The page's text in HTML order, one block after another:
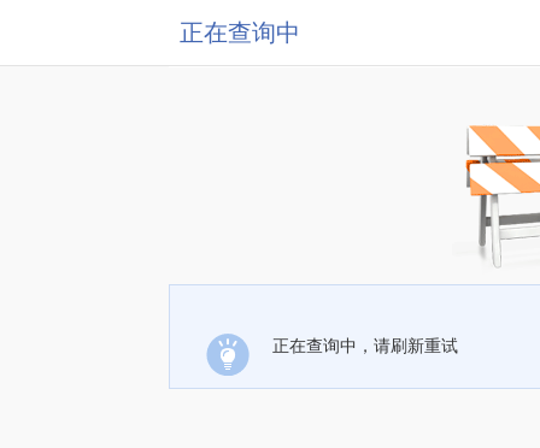
正在查询中
正在查询中，请刷新重试